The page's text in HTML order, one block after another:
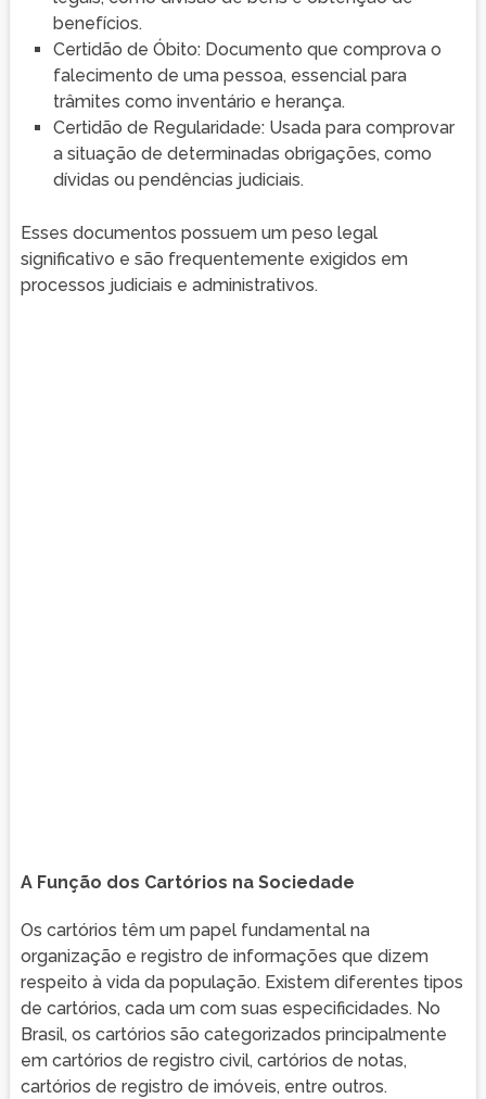
benefícios.
Certidão de Óbito: Documento que comprova o
falecimento de uma pessoa, essencial para
trâmites como inventário e herança.
Certidão de Regularidade: Usada para comprovar
a situação de determinadas obrigações, como
dívidas ou pendências judiciais.
Esses documentos possuem um peso legal
significativo e são frequentemente exigidos em
processos judiciais e administrativos.
A Função dos Cartórios na Sociedade
Os cartórios têm um papel fundamental na
organização e registro de informações que dizem
respeito à vida da população. Existem diferentes tipos
de cartórios, cada um com suas especificidades. No
Brasil, os cartórios são categorizados principalmente
em cartórios de registro civil, cartórios de notas,
cartórios de registro de imóveis, entre outros.